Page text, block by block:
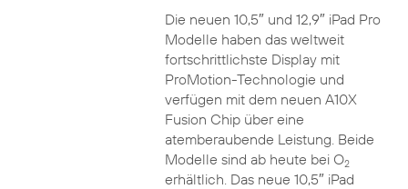
Die neuen 10,5″ und 12,9″ iPad Pro
Modelle haben das weltweit
fortschrittlichste Display mit
ProMotion-Technologie und
verfügen mit dem neuen A10X
Fusion Chip über eine
atemberaubende Leistung. Beide
Modelle sind ab heute bei O2
erhältlich. Das neue 10,5″ iPad